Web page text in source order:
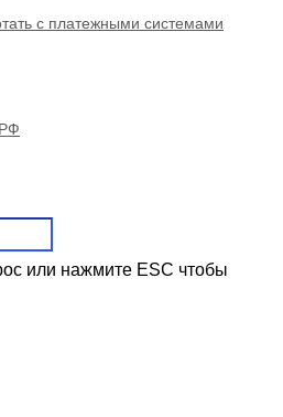
с платежными системами
или нажмите ESC чтобы